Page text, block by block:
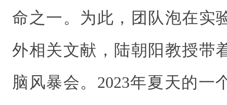
命之一。为此，团队泡在实
外相关文献，陆朝阳教授带
脑风暴会。2023年夏天的一